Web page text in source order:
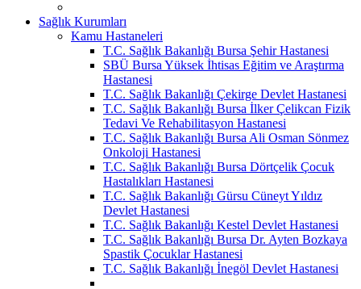
Sağlık Kurumları
Kamu Hastaneleri
T.C. Sağlık Bakanlığı Bursa Şehir Hastanesi
SBÜ Bursa Yüksek İhtisas Eğitim ve Araştırma
Hastanesi
T.C. Sağlık Bakanlığı Çekirge Devlet Hastanesi
T.C. Sağlık Bakanlığı Bursa İlker Çelikcan Fizik
Tedavi Ve Rehabilitasyon Hastanesi
T.C. Sağlık Bakanlığı Bursa Ali Osman Sönmez
Onkoloji Hastanesi
T.C. Sağlık Bakanlığı Bursa Dörtçelik Çocuk
Hastalıkları Hastanesi
T.C. Sağlık Bakanlığı Gürsu Cüneyt Yıldız
Devlet Hastanesi
T.C. Sağlık Bakanlığı Kestel Devlet Hastanesi
T.C. Sağlık Bakanlığı Bursa Dr. Ayten Bozkaya
Spastik Çocuklar Hastanesi
T.C. Sağlık Bakanlığı İnegöl Devlet Hastanesi